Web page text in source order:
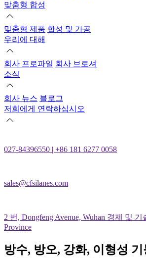
맞춤형 합성
맞춤형 제품 합성 및 가공
우리에 대해
회사 프로파일 회사 브로셔
소식
회사 뉴스 블로그
저희에게 연락하십시오
027-84396550 | +86 181 6277 0058
sales@cfsilanes.com
2 번, Dongfeng Avenue, Wuhan 경제 및
Province
방수, 방오, 강화, 이형성